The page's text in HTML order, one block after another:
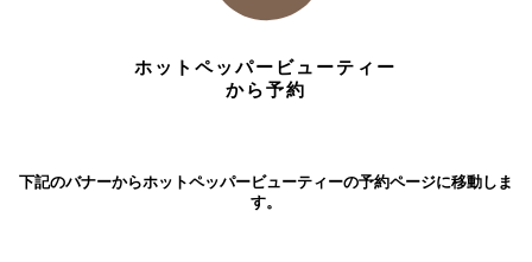
ホットペッパービューティー
から予約
下記のバナーからホットペッパービューティーの予約ページに移動しま
す。